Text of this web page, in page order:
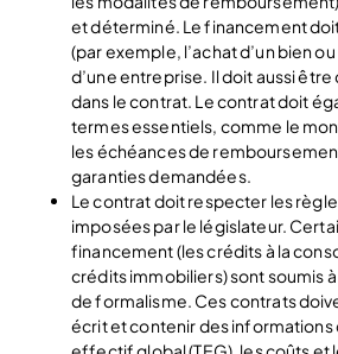
et déterminé. Le financement
(par exemple, l’achat d’un bien
d’une entreprise. Il doit aussi
dans le contrat. Le contrat doit
termes essentiels, comme le
les échéances de
garanties demandées.
Le contrat doit respecter les
imposées par le législateur.
financement (les crédits à la
crédits immobiliers) sont soumis
de formalisme. Ces contrats
écrit et contenir des informations